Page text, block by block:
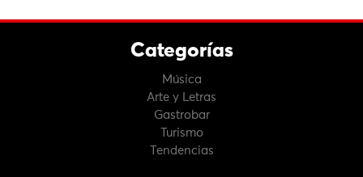
Categorías
Música
Arte y Letras
Gastrobar
Turismo
Tendencias